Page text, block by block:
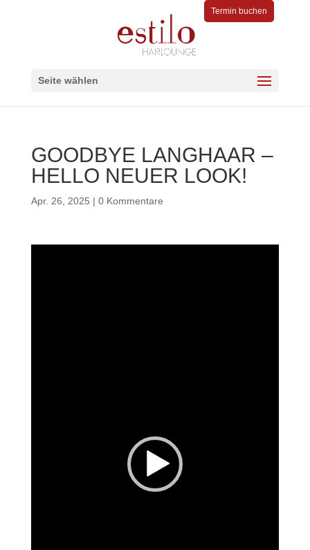
Termin buchen
Seite wählen
GOODBYE LANGHAAR –
HELLO NEUER LOOK!
Apr. 26, 2025 | 0 Kommentare